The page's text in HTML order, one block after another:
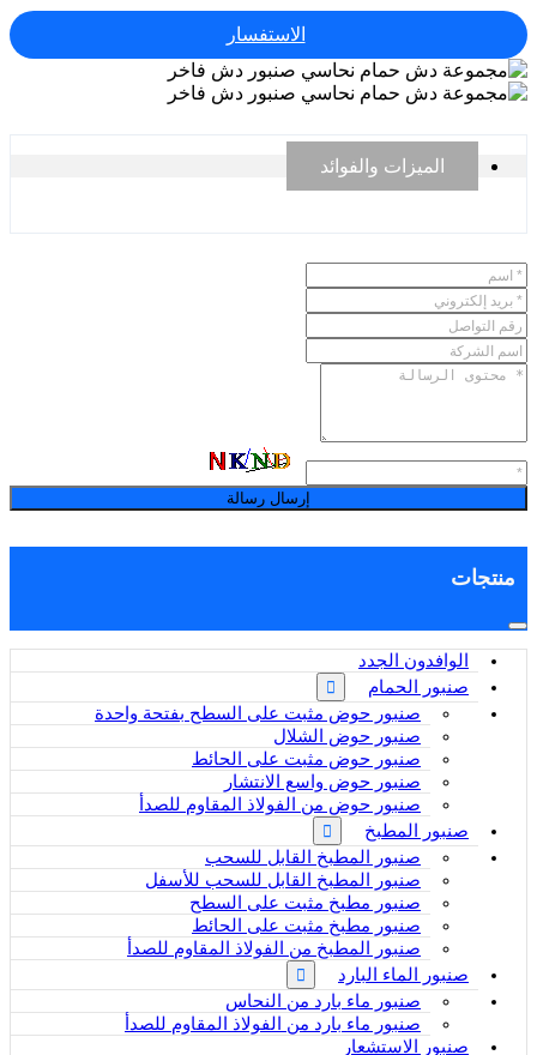
الاستفسار
الميزات والفوائد
إرسال رسالة
منتجات
الوافدون الجدد
صنبور الحمام
صنبور حوض مثبت على السطح بفتحة واحدة
صنبور حوض الشلال
صنبور حوض مثبت على الحائط
صنبور حوض واسع الانتشار
صنبور حوض من الفولاذ المقاوم للصدأ
صنبور المطبخ
صنبور المطبخ القابل للسحب
صنبور المطبخ القابل للسحب للأسفل
صنبور مطبخ مثبت على السطح
صنبور مطبخ مثبت على الحائط
صنبور المطبخ من الفولاذ المقاوم للصدأ
صنبور الماء البارد
صنبور ماء بارد من النحاس
صنبور ماء بارد من الفولاذ المقاوم للصدأ
صنبور الاستشعار